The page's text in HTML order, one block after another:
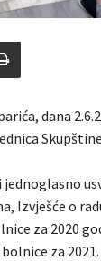
dana
Izvješće o
za 2020
za